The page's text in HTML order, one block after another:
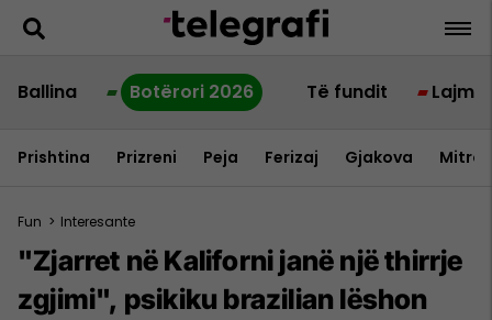
Ballina Botërori 2026 Të fundit Lajme
Prishtina Prizreni Peja Ferizaj Gjakova
Fun > Interesante
"Zjarret në Kaliforni janë një thirrje
zgjimi", psikiku brazilian lëshon